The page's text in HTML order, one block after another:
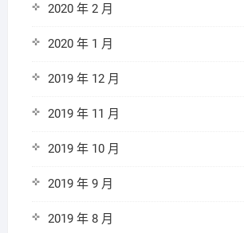
2020 年 2 月
2020 年 1 月
2019 年 12 月
2019 年 11 月
2019 年 10 月
2019 年 9 月
2019 年 8 月